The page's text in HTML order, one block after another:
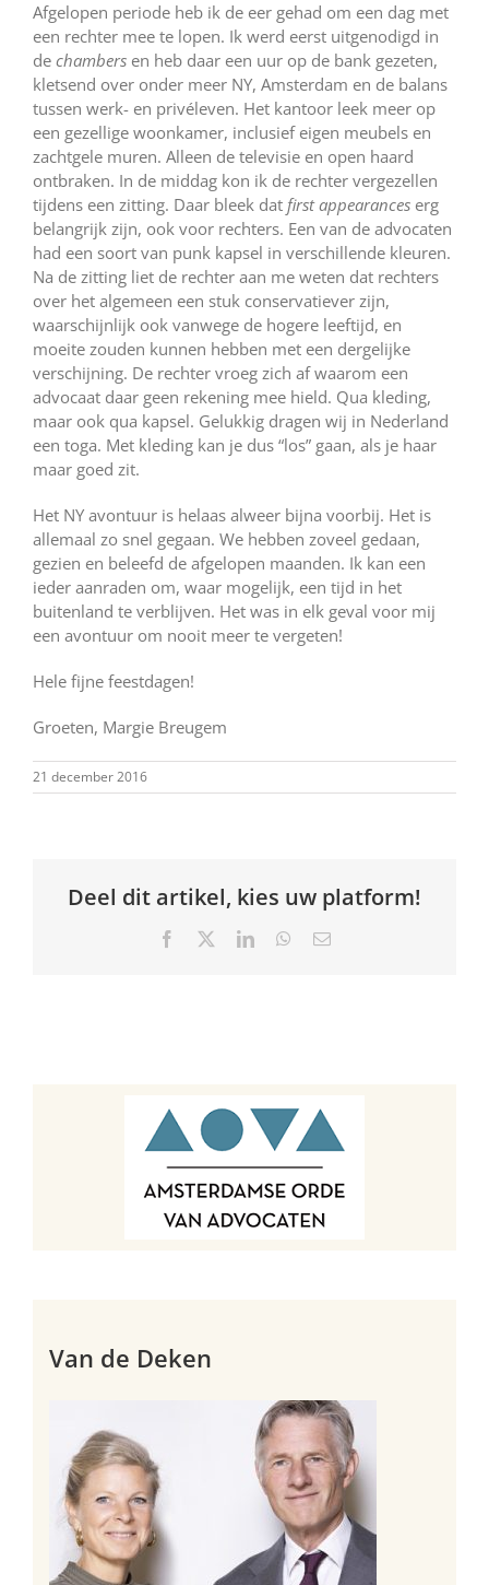
Afgelopen periode heb ik de eer gehad om een dag met
een rechter mee te lopen. Ik werd eerst uitgenodigd in
de chambers en heb daar een uur op de bank gezeten,
kletsend over onder meer NY, Amsterdam en de balans
tussen werk- en privéleven. Het kantoor leek meer op
een gezellige woonkamer, inclusief eigen meubels en
zachtgele muren. Alleen de televisie en open haard
ontbraken. In de middag kon ik de rechter vergezellen
tijdens een zitting. Daar bleek dat first appearances erg
belangrijk zijn, ook voor rechters. Een van de advocaten
had een soort van punk kapsel in verschillende kleuren.
Na de zitting liet de rechter aan me weten dat rechters
over het algemeen een stuk conservatiever zijn,
waarschijnlijk ook vanwege de hogere leeftijd, en
moeite zouden kunnen hebben met een dergelijke
verschijning. De rechter vroeg zich af waarom een
advocaat daar geen rekening mee hield. Qua kleding,
maar ook qua kapsel. Gelukkig dragen wij in Nederland
een toga. Met kleding kan je dus “los” gaan, als je haar
maar goed zit.
Het NY avontuur is helaas alweer bijna voorbij. Het is
allemaal zo snel gegaan. We hebben zoveel gedaan,
gezien en beleefd de afgelopen maanden. Ik kan een
ieder aanraden om, waar mogelijk, een tijd in het
buitenland te verblijven. Het was in elk geval voor mij
een avontuur om nooit meer te vergeten!
Hele fijne feestdagen!
Groeten, Margie Breugem
21 december 2016
Deel dit artikel, kies uw platform!
Facebook LinkedInWhatsApp
E-
Van de Deken